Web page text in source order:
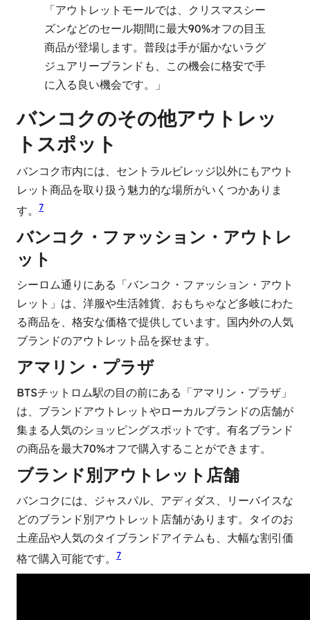
「アウトレットモールでは、クリスマスシー
ズンなどのセール期間に最大90%オフの目玉
商品が登場します。普段は手が届かないラグ
ジュアリーブランドも、この機会に格安で手
に入る良い機会です。」
バンコクのその他アウトレッ
トスポット
バンコク市内には、セントラルビレッジ以外にもアウト
レット商品を取り扱う魅力的な場所がいくつかありま
す。
7
バンコク・ファッション・アウトレ
ット
シーロム通りにある「バンコク・ファッション・アウト
レット」は、洋服や生活雑貨、おもちゃなど多岐にわた
る商品を、格安な価格で提供しています。国内外の人気
ブランドのアウトレット品を探せます。
アマリン・プラザ
BTSチットロム駅の目の前にある「アマリン・プラザ」
は、ブランドアウトレットやローカルブランドの店舗が
集まる人気のショッピングスポットです。有名ブランド
の商品を最大70%オフで購入することができます。
ブランド別アウトレット店舗
バンコクには、ジャスパル、アディダス、リーバイスな
どのブランド別アウトレット店舗があります。タイのお
土産品や人気のタイブランドアイテムも、大幅な割引価
格で購入可能です。
7